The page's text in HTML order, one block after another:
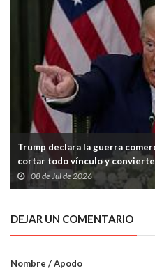
Trump declara la guerra
cortar todo vínculo y
de la OTAN
08 de Jul de 2026
DEJAR UN COMENTARIO
Nombre / Apodo